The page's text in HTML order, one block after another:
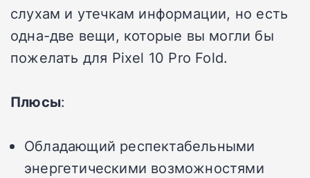
слухам и утечкам информации, но есть
одна-две вещи, которые вы могли бы
пожелать для Pixel 10 Pro Fold.
Плюсы:
Обладающий респектабельными
энергетическими возможностями